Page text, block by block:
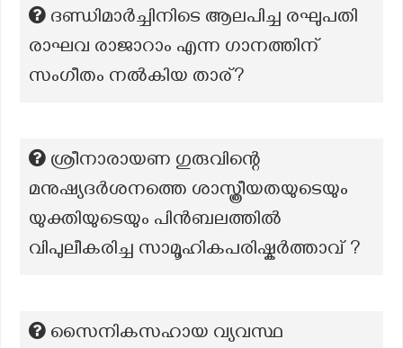
ദണ്ഡിമാർച്ചിനിടെ ആലപിച്ച രഘുപതി
രാഘവ രാജാറാം എന്ന ഗാനത്തിന്
സംഗീതം നൽകിയ താര്?
ശ്രീനാരായണ ഗുരുവിന്റെ
മനുഷ്യദർശനത്തെ ശാസ്ത്രീയതയുടെയും
യുക്തിയുടെയും പിൻബലത്തിൽ
വിപുലീകരിച്ച സാമൂഹികപരിഷ്കർത്താവ് ?
സൈനികസഹായ വ്യവസ്ഥ